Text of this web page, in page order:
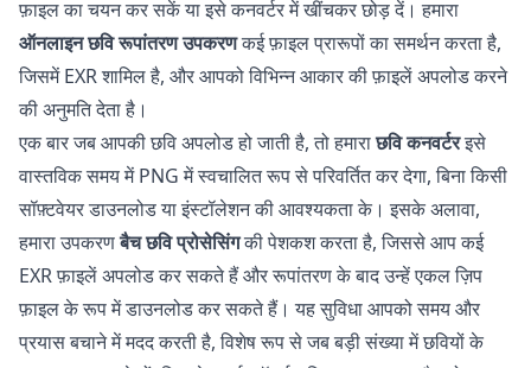
फ़ाइल का चयन कर सकें या इसे कनवर्टर में खींचकर छोड़ दें। हमारा
ऑनलाइन छवि रूपांतरण उपकरणकई फ़ाइल प्रारूपों का समर्थन करता है,
जिसमें EXR शामिल है, और आपको विभिन्न आकार की फ़ाइलें अपलोड करने
की अनुमति देता है।
एक बार जब आपकी छवि अपलोड हो जाती है, तो हमाराछवि कनवर्टरइसे
वास्तविक समय में PNG में स्वचालित रूप से परिवर्तित कर देगा, बिना किसी
सॉफ़्टवेयर डाउनलोड या इंस्टॉलेशन की आवश्यकता के। इसके अलावा,
हमारा उपकरणबैच छवि प्रोसेसिंगकी पेशकश करता है, जिससे आप कई
EXR फ़ाइलें अपलोड कर सकते हैं और रूपांतरण के बाद उन्हें एकल ज़िप
फ़ाइल के रूप में डाउनलोड कर सकते हैं। यह सुविधा आपको समय और
प्रयास बचाने में मदद करती है, विशेष रूप से जब बड़ी संख्या में छवियों के